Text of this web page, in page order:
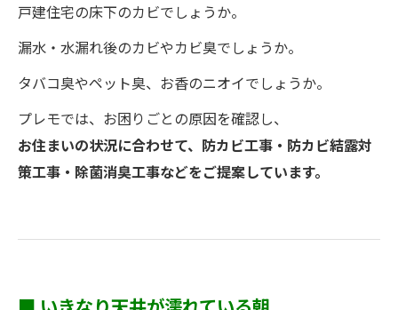
戸建住宅の床下のカビでしょうか。
漏水・水漏れ後のカビやカビ臭でしょうか。
タバコ臭やペット臭、お香のニオイでしょうか。
プレモでは、お困りごとの原因を確認し、
お住まいの状況に合わせて、防カビ工事・防カビ結露対
策工事・除菌消臭工事などをご提案しています。